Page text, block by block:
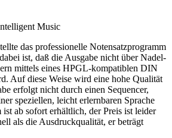
Music
das professionelle Notensatzprogramm
ist, daß die Ausgabe nicht über Nadel-
mittels eines HPGL-kompatiblen DIN
Auf diese Weise wird eine hohe Qualität
erfolgt nicht durch einen Sequencer,
speziellen, leicht erlernbaren Sprache
ab sofort erhältlich, der Preis ist leider
als die Ausdruckqualität, er beträgt